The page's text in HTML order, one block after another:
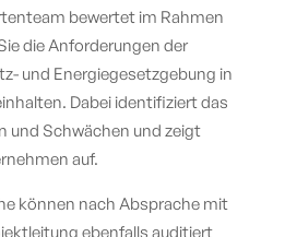
bewertet im Rahmen
die Anforderungen der
und Energiegesetzgebung in
Dabei identifiziert das
und Schwächen und zeigt
auf.
können nach Absprache mit
ebenfalls auditiert